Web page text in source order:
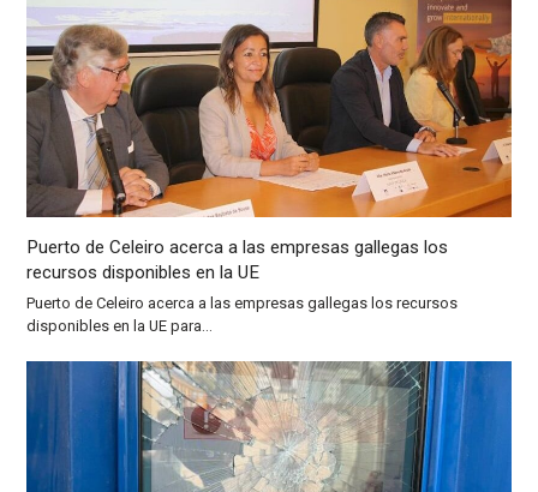
Puerto de Celeiro acerca a las empresas gallegas los
recursos disponibles en la UE
Puerto de Celeiro acerca a las empresas gallegas los recursos
disponibles en la UE para…